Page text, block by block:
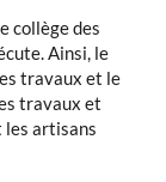
collège des
Ainsi, le
travaux et le
travaux et
les artisans